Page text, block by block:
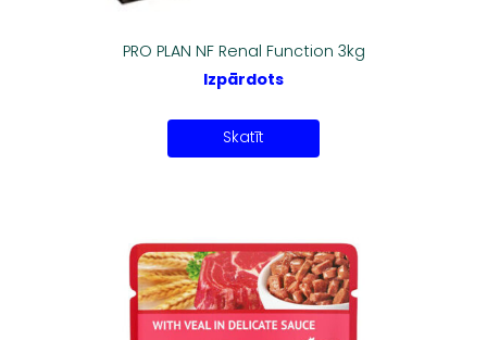
PRO PLAN NF Renal Function 3kg
Izpārdots
Skatīt